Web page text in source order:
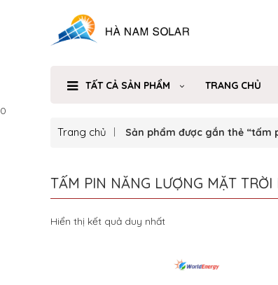
TẤT CẢ SẢN PHẨM TRANG CHỦ
0
Trang chủ Sản phẩm được gắn thẻ “tấm
TẤM PIN NĂNG LƯỢNG MẶT
Hiển thị kết quả duy nhất